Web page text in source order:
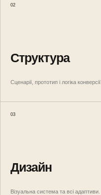
02
Структура
Сценарії, прототип і логіка конверсії.
03
Дизайн
Візуальна система та всі адаптиви.